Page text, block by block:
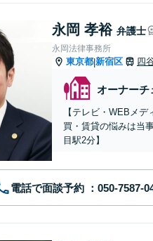
永岡 孝裕 弁護士
永岡法律事務所
東京都|新宿区 四
オーナーチ
【テレビ・WEBメ
買・賃貸の悩みは当
目駅2分】
電話で面談予約